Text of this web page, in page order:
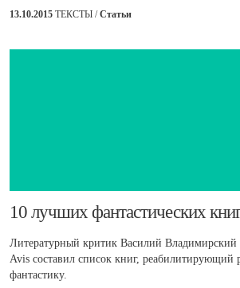
13.10.2015 ТЕКСТЫ /Статьи
​10 лучших фантастических
Литературный критик Василий Владимирский
Avis составил список книг, реабилитирующий
фантастику.